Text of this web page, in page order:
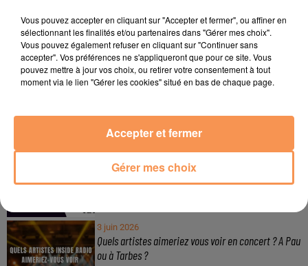
3 août 2026
Gagnez vos pass de 2h à Calicéo !
24 juillet 2026
Gagnez votre bon d'achat d'une valeur de 50€ avec
Mystic Ambre !
3 juin 2026
Quels artistes aimeriez vous voir en concert ? A Pau
ou à Tarbes ?
Vous pouvez accepter en cliquant sur "Accepter et fermer", ou affiner en
sélectionnant les finalités et/ou partenaires dans "Gérer mes choix".
Vous pouvez également refuser en cliquant sur "Continuer sans
accepter". Vos préférences ne s'appliqueront que pour ce site. Vous
pouvez mettre à jour vos choix, ou retirer votre consentement à tout
moment via le lien "Gérer les cookies" situé en bas de chaque page.
Gérer mes choix
Accepter et fermer